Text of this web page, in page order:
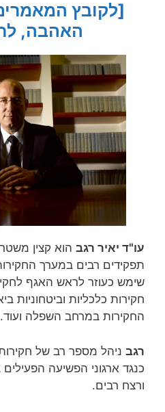
[לקובץ
האהבה,
עו"ד יאיר רגב הוא קצין
תפקידים רבים במערך
שימש כעוזר לראש האגף
חקירות כלכליות
החקירות במרחב השפלה ועוד.
רגב ניהל מספר רב של
כנגד ארגוני הפשיעה
ורצח רבים.